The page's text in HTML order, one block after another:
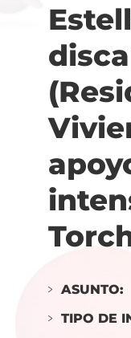
ASUNTO:
TIPO DE